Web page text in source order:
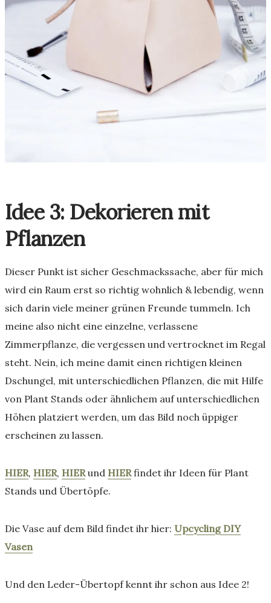
Idee 3: Dekorieren mit
Pflanzen
Dieser Punkt ist sicher Geschmackssache, aber für mich
wird ein Raum erst so richtig wohnlich & lebendig, wenn
sich darin viele meiner grünen Freunde tummeln. Ich
meine also nicht eine einzelne, verlassene
Zimmerpflanze, die vergessen und vertrocknet im Regal
steht. Nein, ich meine damit einen richtigen kleinen
Dschungel, mit unterschiedlichen Pflanzen, die mit Hilfe
von Plant Stands oder ähnlichem auf unterschiedlichen
Höhen platziert werden, um das Bild noch üppiger
erscheinen zu lassen.
HIER, HIER, HIERund HIERfindet ihr Ideen für Plant
Stands und Übertöpfe.
Die Vase auf dem Bild findet ihr hier: Upcycling DIY
Vasen
Und den Leder-Übertopf kennt ihr schon aus Idee 2!